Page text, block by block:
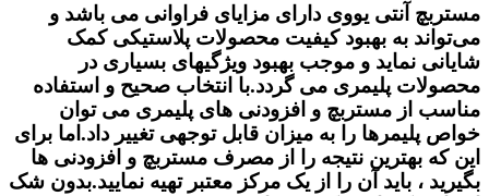
مستربچ آنتی یووی دارای مزایای فراوانی می باشد و
می‌تواند به بهبود کیفیت محصولات پلاستیکی کمک
شایانی نماید و موجب بهبود ویژگیهای بسیاری در
محصولات پلیمری می گردد.با انتخاب صحیح و استفاده
مناسب از مستربچ و افزودنی های پلیمری می توان
خواص پلیمرها را به میزان قابل توجهی تغییر داد.اما برای
این که بهترین نتیجه را از مصرف مستربچ و افزودنی ها
بگیرید ، باید آن را از یک مرکز معتبر تهیه نمایید.بدون شک